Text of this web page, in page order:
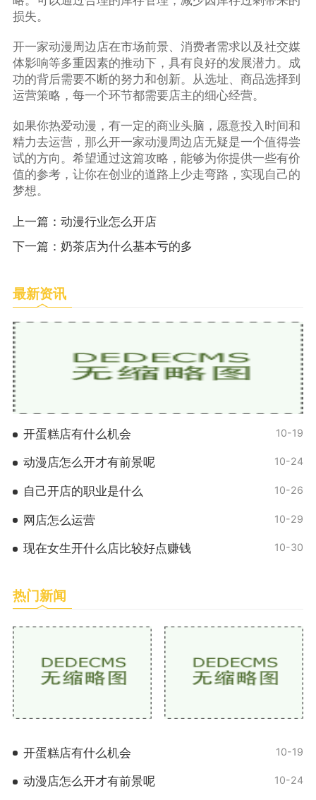
损失。
开一家动漫周边店在市场前景、消费者需求以及社交媒
体影响等多重因素的推动下，具有良好的发展潜力。成
功的背后需要不断的努力和创新。从选址、商品选择到
运营策略，每一个环节都需要店主的细心经营。
如果你热爱动漫，有一定的商业头脑，愿意投入时间和
精力去运营，那么开一家动漫周边店无疑是一个值得尝
试的方向。希望通过这篇攻略，能够为你提供一些有价
值的参考，让你在创业的道路上少走弯路，实现自己的
梦想。
上一篇： 动漫行业怎么开店
下一篇： 奶茶店为什么基本亏的多
最新资讯
开蛋糕店有什么机会 10-19
动漫店怎么开才有前景呢 10-24
自己开店的职业是什么 10-26
网店怎么运营 10-29
现在女生开什么店比较好点赚钱 10-30
热门新闻
开蛋糕店有什么机会 10-19
动漫店怎么开才有前景呢 10-24